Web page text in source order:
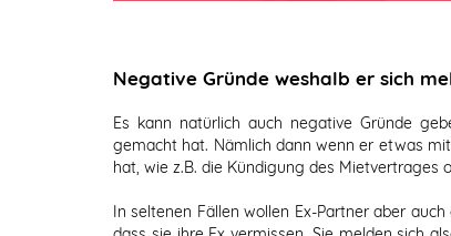
Negative Gründe weshalb er sich
Es kann natürlich auch negative Gründe
gemacht hat. Nämlich dann wenn er etwas
hat, wie z.B. die Kündigung des Mietvertrages
In seltenen Fällen wollen Ex-Partner aber